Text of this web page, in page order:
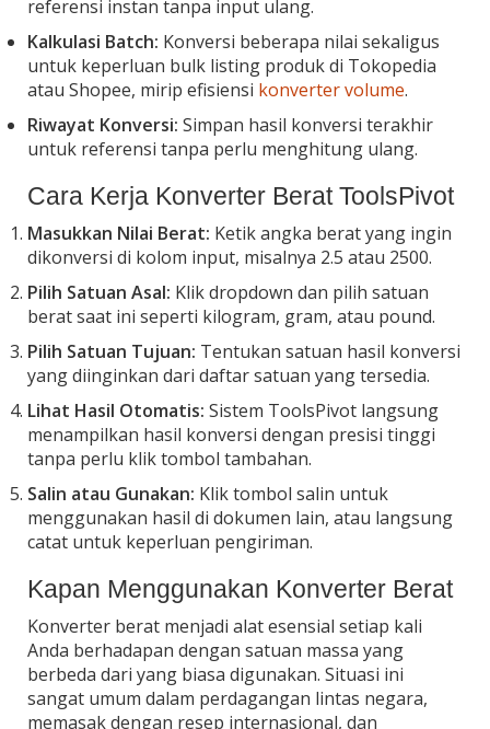
referensi instan tanpa input ulang.
Kalkulasi Batch: Konversi beberapa nilai sekaligus
untuk keperluan bulk listing produk di Tokopedia
atau Shopee, mirip efisiensi konverter volume.
Riwayat Konversi: Simpan hasil konversi terakhir
untuk referensi tanpa perlu menghitung ulang.
Cara Kerja Konverter Berat ToolsPivot
Masukkan Nilai Berat: Ketik angka berat yang ingin
dikonversi di kolom input, misalnya 2.5 atau 2500.
Pilih Satuan Asal: Klik dropdown dan pilih satuan
berat saat ini seperti kilogram, gram, atau pound.
Pilih Satuan Tujuan: Tentukan satuan hasil konversi
yang diinginkan dari daftar satuan yang tersedia.
Lihat Hasil Otomatis: Sistem ToolsPivot langsung
menampilkan hasil konversi dengan presisi tinggi
tanpa perlu klik tombol tambahan.
Salin atau Gunakan: Klik tombol salin untuk
menggunakan hasil di dokumen lain, atau langsung
catat untuk keperluan pengiriman.
Kapan Menggunakan Konverter Berat
Konverter berat menjadi alat esensial setiap kali
Anda berhadapan dengan satuan massa yang
berbeda dari yang biasa digunakan. Situasi ini
sangat umum dalam perdagangan lintas negara,
memasak dengan resep internasional, dan